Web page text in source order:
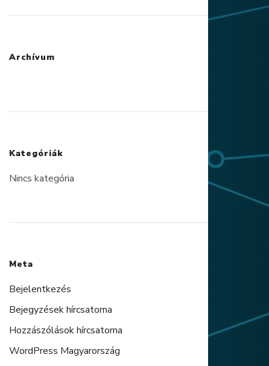
Archívum
Kategóriák
Nincs kategória
Meta
Bejelentkezés
Bejegyzések hírcsatorna
Hozzászólások hírcsatorna
WordPress Magyarország